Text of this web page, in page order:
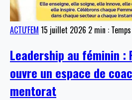
ACTU'FEM 15 juillet 2026 2 min :
Leadership au féminin :
ouvre un espace de
mentorat